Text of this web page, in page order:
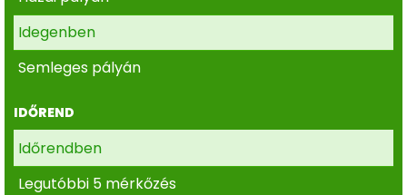
Idegenben
Semleges pályán
IDŐREND
Időrendben
Legutóbbi 5 mérkőzés